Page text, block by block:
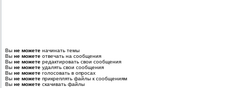
Вы не можете начинать темы
Вы не можете отвечать на сообщения
Вы не можете редактировать свои сообщения
Вы не можете удалять свои сообщения
Вы не можете голосовать в опросах
Вы не можете прикреплять файлы к сообщениям
Вы не можете скачивать файлы